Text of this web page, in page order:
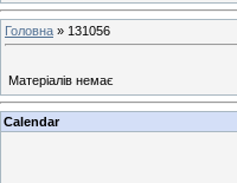
Головна » 131056
Матеріалів немає
Calendar